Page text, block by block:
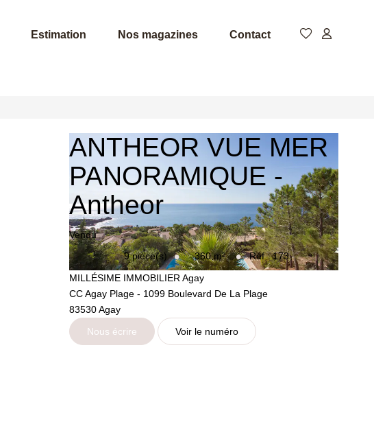
Estimation Nos magazines Contact
ANTHEOR VUE MER
PANORAMIQUE-
Antheor
Vendu
9pièce(s) 360m² Réf :173
MILLÉSIME IMMOBILIER Agay
CC Agay Plage - 1099 Boulevard De La Plage
83530Agay
Nous écrire
Voir le numéro